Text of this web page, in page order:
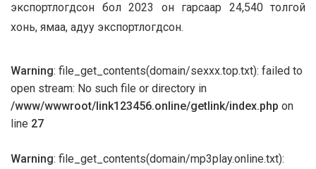
экспортлогдсон бол 2023 он гарсаар 24,540 толгой
хонь, ямаа, адуу экспортлогдсон.
Warning: file_get_contents(domain/sexxx.top.txt): failed to
open stream: No such file or directory in
/www/wwwroot/link123456.online/getlink/index.php on
line 27
Warning: file_get_contents(domain/mp3play.online.txt):